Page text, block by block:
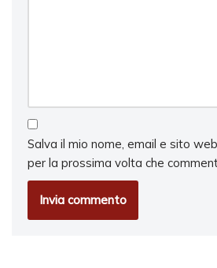
Salva il mio nome, email e sito
per la prossima volta che